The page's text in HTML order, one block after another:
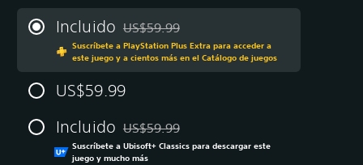
Incluido Rebajado del precio original de US$59.99
US$59.99
Suscríbete a PlayStation Plus Extra para acceder a
este juego y a cientos más en el Catálogo de juegos
US$59.99
Incluido
Rebajado del precio original de US$59.99
US$59.99
Suscríbete a Ubisoft+ Classics para descargar este
juego y mucho más